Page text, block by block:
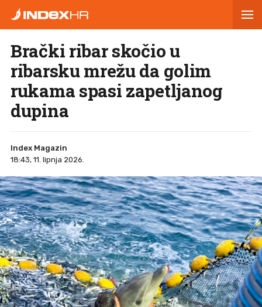
Brački ribar skočio u
ribarsku mrežu da golim
rukama spasi zapetljanog
dupina
Index Magazin
18:43, 11. lipnja 2026.